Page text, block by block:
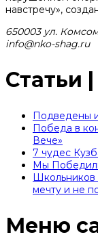
навстречу»,
650003 ул.
info@nko-shag.ru
Статьи
Подведены
Победа в
Вече»
7 чудес
Мы
Школьников
мечту и не
Меню